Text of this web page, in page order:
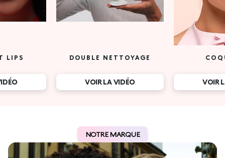
LIPS DOUBLE NETTOYAGE
VOIR LA VIDÉO VOIR
NOTRE MARQUE